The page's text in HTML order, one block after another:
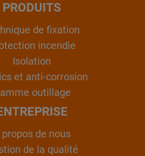
PRODUITS
de fixation
incendie
Isolation
et anti-corrosion
outillage
propos de nous
de la qualité